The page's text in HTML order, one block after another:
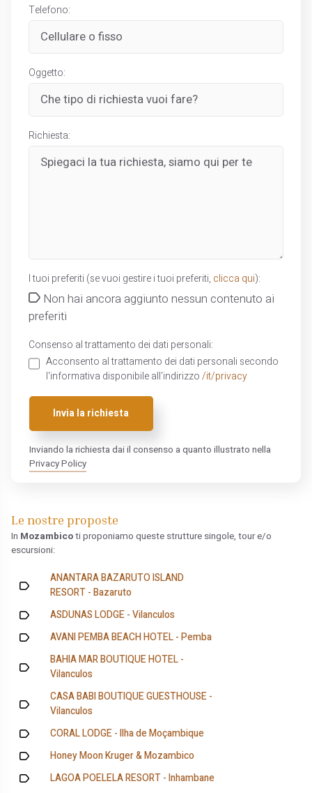
Telefono:
Oggetto:
Richiesta:
I tuoi preferiti (se vuoi gestire i tuoi preferiti, clicca qui):
Non hai ancora aggiunto nessun contenuto ai
preferiti
Consenso al trattamento dei dati personali:
Acconsento al trattamento dei dati personali secondo
l'informativa disponibile all'indirizzo /it/privacy
Invia la richiesta
Inviando la richiesta dai il consenso a quanto illustrato nella
Privacy Policy
Le nostre proposte
In Mozambicoti proponiamo queste strutture singole, tour e/o
escursioni:
ANANTARA BAZARUTO ISLAND
RESORT - Bazaruto
ASDUNAS LODGE - Vilanculos
AVANI PEMBA BEACH HOTEL - Pemba
BAHIA MAR BOUTIQUE HOTEL -
Vilanculos
CASA BABI BOUTIQUE GUESTHOUSE -
Vilanculos
CORAL LODGE - Ilha de Moçambique
Honey Moon Kruger & Mozambico
LAGOA POELELA RESORT - Inhambane